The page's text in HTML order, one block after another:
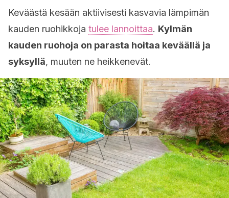
Keväästä kesään aktiivisesti kasvavia lämpimän
kauden ruohikkoja tulee lannoittaa. Kylmän
kauden ruohoja on parasta hoitaa keväällä ja
syksyllä, muuten ne heikkenevät.